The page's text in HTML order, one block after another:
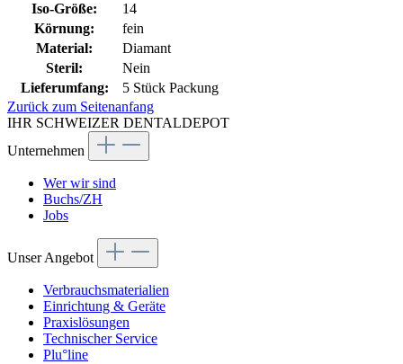
Iso-Größe:
14
Körnung:
fein
Material:
Diamant
Steril:
Nein
Lieferumfang:
5 Stück Packung
Zurück zum Seitenanfang
IHR SCHWEIZER DENTALDEPOT
Unternehmen
Wer wir sind
Buchs/ZH
Jobs
Unser Angebot
Verbrauchsmaterialien
Einrichtung & Geräte
Praxislösungen
Technischer Service
Plu°line